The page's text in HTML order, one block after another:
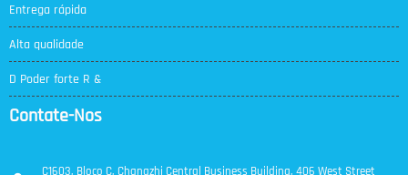
Entrega rápida
Alta qualidade
D Poder forte R &
Contate-Nos
C1603, Bloco C, Changzhi Central Business Building, 406 West Street